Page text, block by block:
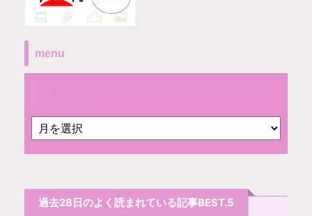
menu
過去28日のよく読まれている記事BEST.5